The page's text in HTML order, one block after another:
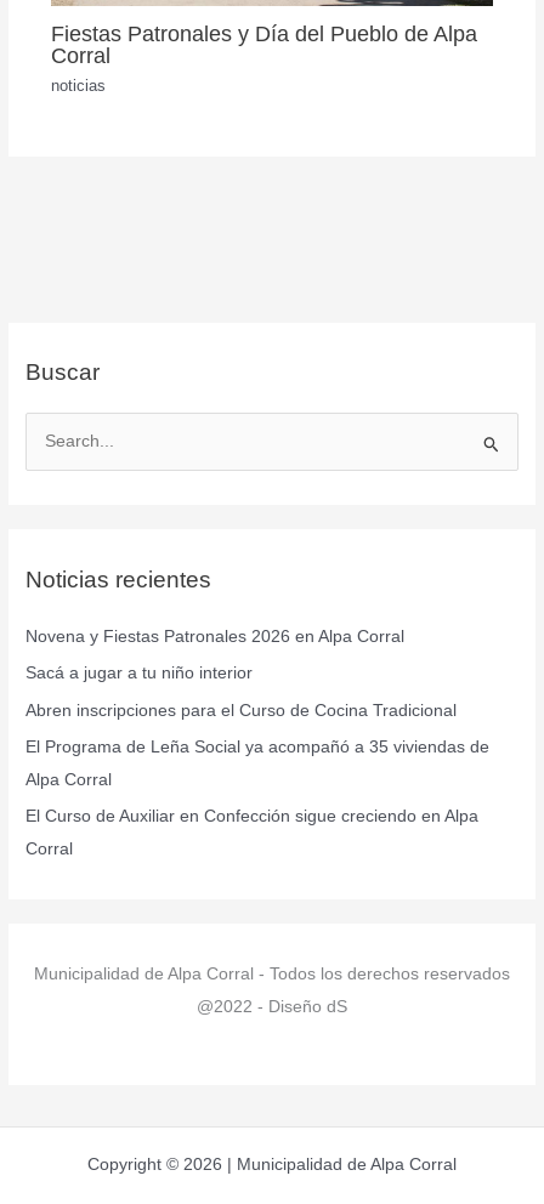
Fiestas Patronales y Día del Pueblo de Alpa
Corral
noticias
Buscar
a
p
o
r
:
Noticias recientes
Novena y Fiestas Patronales 2026 en Alpa Corral
Sacá a jugar a tu niño interior
Abren inscripciones para el Curso de Cocina Tradicional
El Programa de Leña Social ya acompañó a 35 viviendas de
Alpa Corral
El Curso de Auxiliar en Confección sigue creciendo en Alpa
Corral
Municipalidad de Alpa Corral - Todos los derechos reservados
@2022 - Diseño dS
Copyright © 2026 | Municipalidad de Alpa Corral